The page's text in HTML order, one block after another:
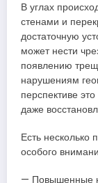
В углах
стенами и
достаточную
может нести
появлению
нарушениям
перспективе
даже
Есть несколько
особого
— Повышенные